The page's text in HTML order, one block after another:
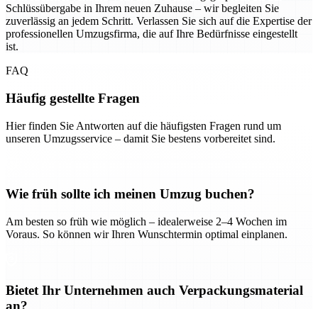
Schlüssübergabe in Ihrem neuen Zuhause – wir begleiten Sie
zuverlässig an jedem Schritt. Verlassen Sie sich auf die Expertise der
professionellen Umzugsfirma, die auf Ihre Bedürfnisse eingestellt
ist.
FAQ
Häufig gestellte Fragen
Hier finden Sie Antworten auf die häufigsten Fragen rund um
unseren Umzugsservice – damit Sie bestens vorbereitet sind.
Wie früh sollte ich meinen Umzug buchen?
Am besten so früh wie möglich – idealerweise 2–4 Wochen im
Voraus. So können wir Ihren Wunschtermin optimal einplanen.
Bietet Ihr Unternehmen auch Verpackungsmaterial
an?